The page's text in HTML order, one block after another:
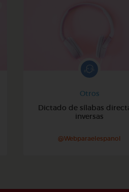
Otros
Dictado de sílabas
inversas
@Webparaelespanol